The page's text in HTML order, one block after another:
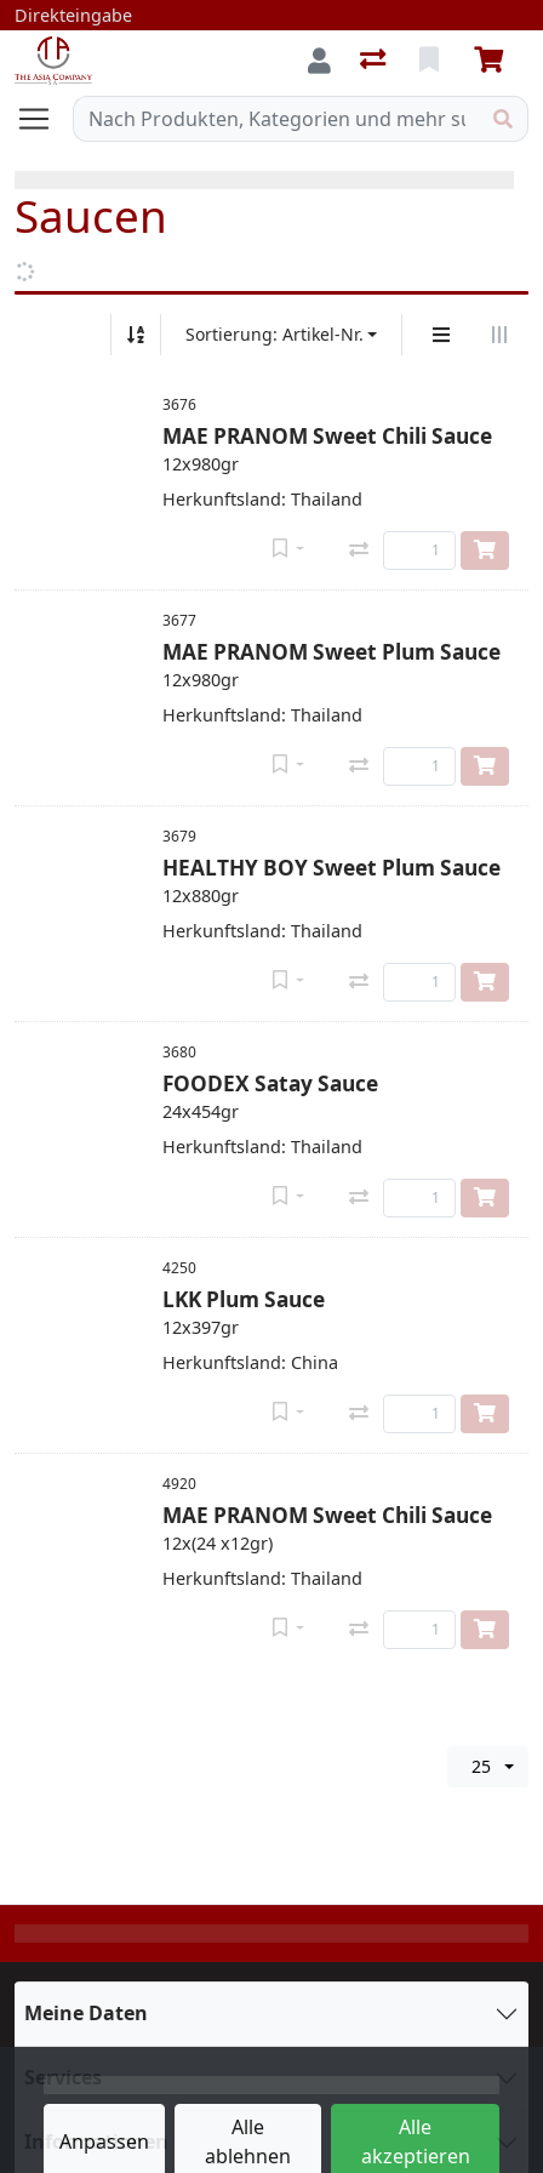
Direkteingabe
Saucen
Sortierung: Artikel-Nr.
3676
MAE PRANOM Sweet Chili Sauce
12x980gr
Herkunftsland: Thailand
3677
MAE PRANOM Sweet Plum Sauce
12x980gr
Herkunftsland: Thailand
3679
HEALTHY BOY Sweet Plum Sauce
12x880gr
Herkunftsland: Thailand
3680
FOODEX Satay Sauce
24x454gr
Herkunftsland: Thailand
4250
LKK Plum Sauce
12x397gr
Herkunftsland: China
4920
MAE PRANOM Sweet Chili Sauce
12x(24 x12gr)
Herkunftsland: Thailand
25
Meine Daten
Services
Informationen
Anpassen
Alle
ablehnen
Alle
akzeptieren